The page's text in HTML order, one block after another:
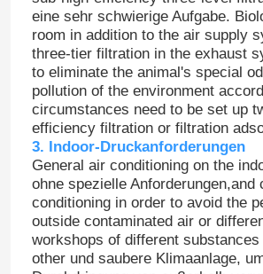
eine sehr schwierige Aufgabe.
room in addition to the air supply
three-tier filtration in the exhaust
to eliminate the animal's special
pollution of the environment
circumstances need to be set up
efficiency filtration or filtration
3. Indoor-Druckanforderungen
General air conditioning on the
ohne spezielle Anforderungen,and
conditioning in order to avoid the
outside contaminated air or
workshops of different
other und saubere Klimaanlage,